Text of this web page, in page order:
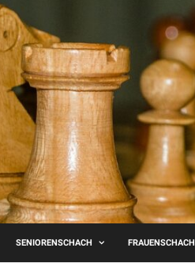
SENIORENSCHACH FRAUENSCHACH